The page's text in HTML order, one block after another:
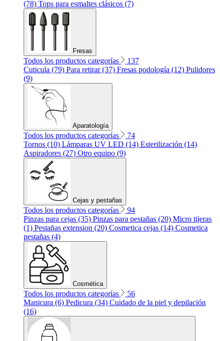
(78) Tops para esmaltes clásicos (7)
Fresas
Todos los productos categorías
137
Cuticula (79) Para retirar (37) Fresas podología (12) Pulidores
(9)
Aparatología
Todos los productos categorías
74
Tornos (10) Lámparas UV LED (14) Esterilización (14)
Aspiradores (27) Otro equipo (9)
Cejas y pestañas
Todos los productos categorías
94
Pinzas para cejas (35) Pinzas para pestañas (20) Micro tijeras
(1) Pestañas extension (20) Cosmetica cejas (14) Cosmetica
pestañas (4)
Cosmética
Todos los productos categorías
56
Manicura (6) Pedicura (34) Cuidado de la piel y depilación
(16)